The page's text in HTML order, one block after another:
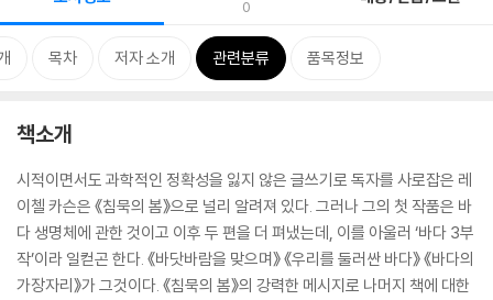
0
목차 저자 소개 관련분류 품목정보
책소개
시적이면서도 과학적인 정확성을 잃지 않은 글쓰기로 독자를 사로잡은 레
이첼 카슨은 《침묵의 봄》으로 널리 알려져 있다. 그러나 그의 첫 작품은 바
다 생명체에 관한 것이고 이후 두 편을 더 펴냈는데, 이를 아울러 ‘바다 3부
작’이라 일컫곤 한다. 《바닷바람을 맞으며》 《우리를 둘러싼 바다》 《바다의
가장자리》가 그것이다. 《침묵의 봄》의 강력한 메시지로 나머지 책에 대한